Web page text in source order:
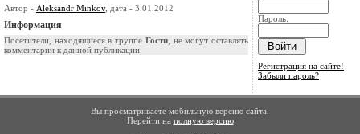
Автор - Aleksandr Minkov, дата - 3.01.2012
Информация
Посетители, находящиеся в группе Гости, не могут оставлять
комментарии к данной публикации.
Пароль:
Регистрация на сайте!
Забыли пароль?
Вы просматриваете мобильную версию сайта.
Перейти на полную версию